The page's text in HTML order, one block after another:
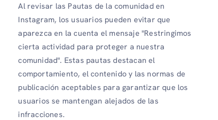
Al revisar las Pautas de la comunidad en
Instagram, los usuarios pueden evitar que
aparezca en la cuenta el mensaje "Restringimos
cierta actividad para proteger a nuestra
comunidad". Estas pautas destacan el
comportamiento, el contenido y las normas de
publicación aceptables para garantizar que los
usuarios se mantengan alejados de las
infracciones.